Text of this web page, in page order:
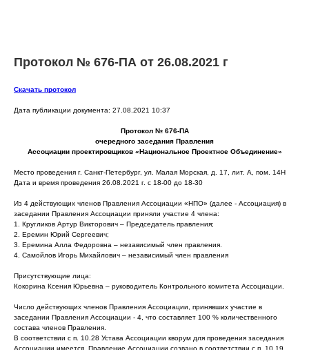
Протокол № 676-ПА от 26.08.2021 г
Скачать протокол
Дата публикации документа: 27.08.2021 10:37
Протокол № 676-ПА
очередного заседания Правления
Ассоциации проектировщиков «Национальное Проектное Объединение»
Место проведения г. Санкт-Петербург, ул. Малая Морская, д. 17, лит. А, пом. 14Н
Дата и время проведения 26.08.2021 г. с 18-00 до 18-30
Из 4 действующих членов Правления Ассоциации «НПО» (далее - Ассоциация) в
заседании Правления Ассоциации приняли участие 4 члена:
1. Кругликов Артур Викторович – Председатель правления;
2. Еремин Юрий Сергеевич;
3. Еремина Алла Федоровна – независимый член правления.
4. Самойлов Игорь Михайлович – независимый член правления
Присутствующие лица:
Кокорина Ксения Юрьевна – руководитель Контрольного комитета Ассоциации.
Число действующих членов Правления Ассоциации, принявших участие в
заседании Правления Ассоциации - 4, что составляет 100 % количественного
состава членов Правления.
В соответствии с п. 10.28 Устава Ассоциации кворум для проведения заседания
Ассоциации имеется. Правление Ассоциации созвано в соответствии с п. 10.19,